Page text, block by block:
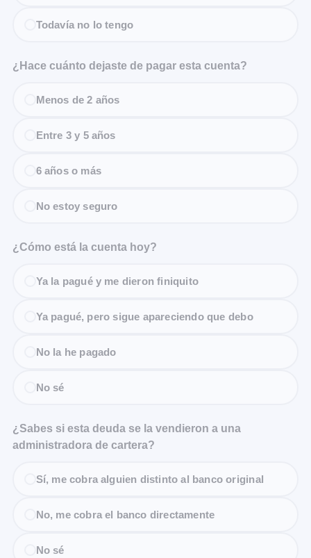
Todavía no lo tengo
¿Hace cuánto dejaste de pagar esta cuenta?
Menos de 2 años
Entre 3 y 5 años
6 años o más
No estoy seguro
¿Cómo está la cuenta hoy?
Ya la pagué y me dieron finiquito
Ya pagué, pero sigue apareciendo que debo
No la he pagado
No sé
¿Sabes si esta deuda se la vendieron a una
administradora de cartera?
Sí, me cobra alguien distinto al banco original
No, me cobra el banco directamente
No sé